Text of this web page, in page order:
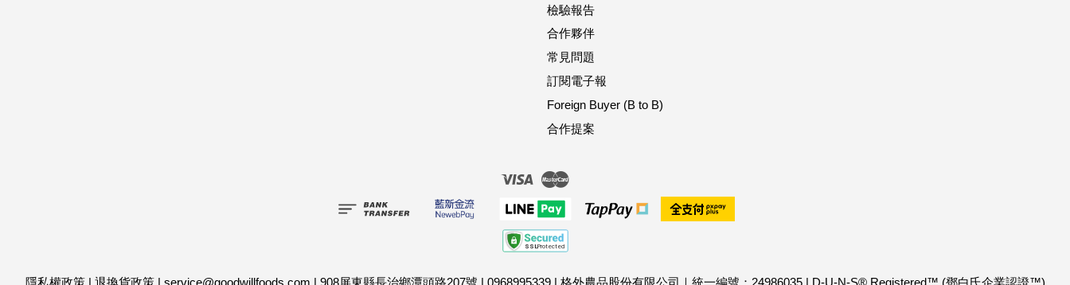
檢驗報告
合作夥伴
常見問題
訂閱電子報
Foreign Buyer (B to B)
合作提案
Visa
隱私權政策| 退換貨政策| service@goodwillfoods.com | 908屏東縣長治鄉潭頭路207號 | 0968995339| 格外農品股份有限公司｜統一編號：24986035| D-U-N-S® Registered™ (鄧白氏企業認證™)